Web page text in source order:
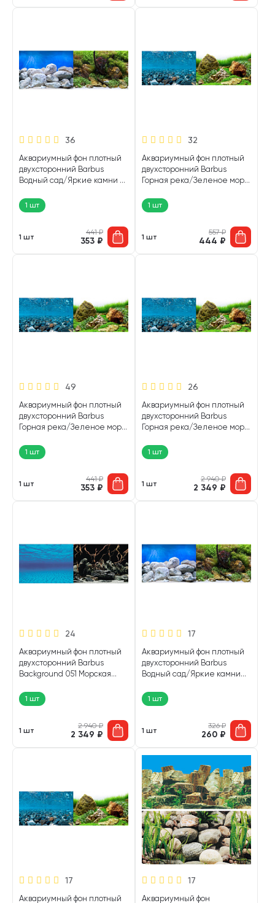
36
Аквариумный фон плотный
двухсторонний Barbus
Водный сад/Яркие камни 45
шт)1 шт
1 шт
441₽
353 ₽
32
Аквариумный фон плотный
двухсторонний Barbus
Горная река/Зеленое море
(1 шт)
1 шт
1 шт
557₽
444 ₽
49
Аквариумный фон плотный
двухсторонний Barbus
Горная река/Зеленое море
(1 шт)
1 шт
1 шт
441₽
353 ₽
26
Аквариумный фон плотный
двухсторонний Barbus
Горная река/Зеленое море
шт)1 шт
1 шт
2 940₽
2 349 ₽
24
Аквариумный фон плотный
двухсторонний Barbus
Background 051 Морская
мистика 45 см х 15 м (1 шт)
1 шт
1 шт
2 940₽
2 349 ₽
17
Аквариумный фон плотный
двухсторонний Barbus
Водный сад/Яркие камни
(1 шт)
1 шт
1 шт
326₽
260 ₽
17
Аквариумный фон плотный
17
Аквариумный фон